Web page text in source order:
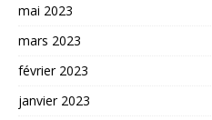
mai 2023
mars 2023
février 2023
janvier 2023